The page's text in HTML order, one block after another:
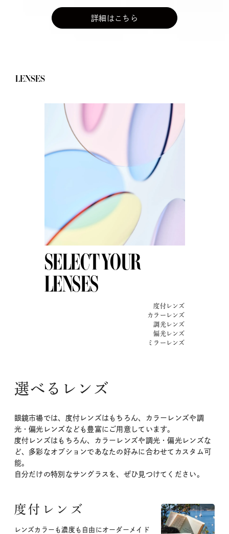
詳細はこちら
LENSES
SELECT YOUR
LENSES
度付レンズ
カラーレンズ
調光レンズ
偏光レンズ
ミラーレンズ
選べるレンズ
眼鏡市場では、度付レンズはもちろん、カラーレンズや調
光・偏光レンズなども豊富にご用意しています。
度付レンズはもちろん、カラーレンズや調光・偏光レンズな
ど、多彩なオプションであなたの好みに合わせてカスタム可
能。
自分だけの特別なサングラスを、ぜひ見つけてください。
度付レンズ
レンズカラーも濃度も自由にオーダーメイド